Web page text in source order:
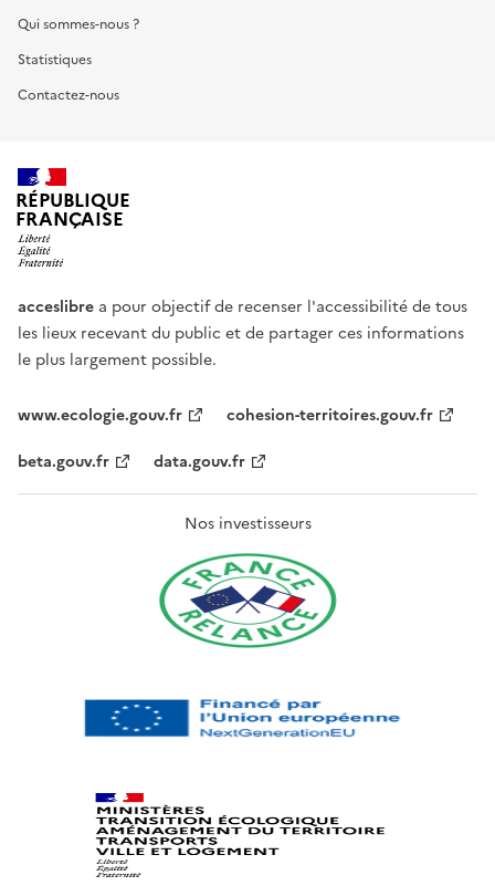
Qui sommes-nous ?
Statistiques
Contactez-nous
RÉPUBLIQUE
FRANÇAISE
acceslibre a pour objectif de recenser l'accessibilité de tous
les lieux recevant du public et de partager ces informations
le plus largement possible.
www.ecologie.gouv.fr
cohesion-territoires.gouv.fr
beta.gouv.fr
data.gouv.fr
Nos investisseurs